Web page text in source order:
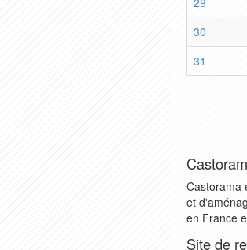
30
31
Castorama
et
en France
Site de